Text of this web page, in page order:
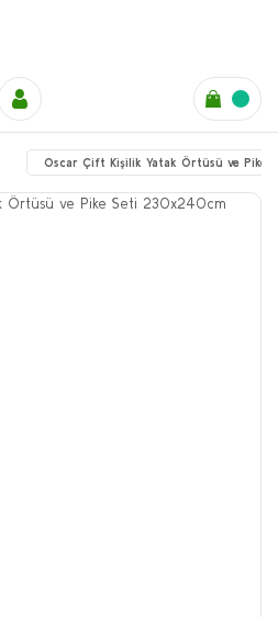
Oscar Çift Kişilik Yatak Örtüsü ve Pike